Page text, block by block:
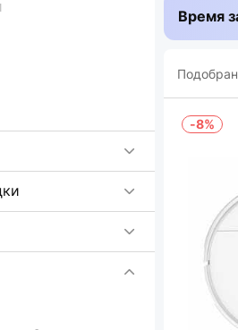
Время
-8%